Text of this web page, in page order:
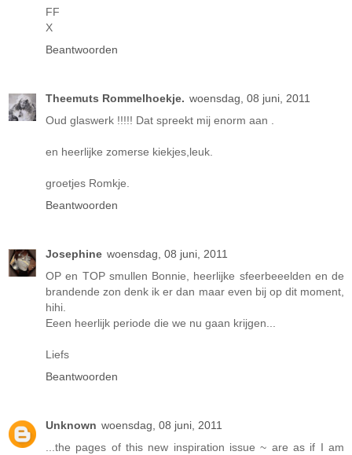
FF
X
Beantwoorden
Theemuts Rommelhoekje. woensdag, 08 juni, 2011
Oud glaswerk !!!!! Dat spreekt mij enorm aan .
en heerlijke zomerse kiekjes,leuk.
groetjes Romkje.
Beantwoorden
Josephine woensdag, 08 juni, 2011
OP en TOP smullen Bonnie, heerlijke sfeerbeeelden en de
brandende zon denk ik er dan maar even bij op dit moment,
hihi.
Eeen heerlijk periode die we nu gaan krijgen...
Liefs
Beantwoorden
Unknown woensdag, 08 juni, 2011
...the pages of this new inspiration issue ~ are as if I am